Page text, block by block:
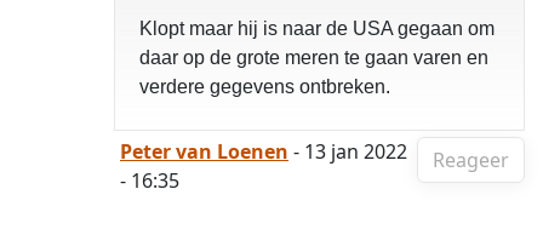
Klopt maar hij is naar de USA gegaan om
daar op de grote meren te gaan varen en
verdere gegevens ontbreken.
Reageer
Peter van Loenen - 13 jan 2022
- 16:35